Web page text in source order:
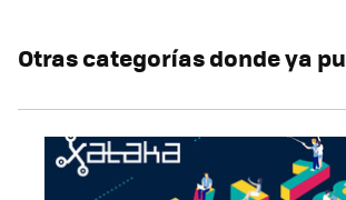
Otras categorías donde ya